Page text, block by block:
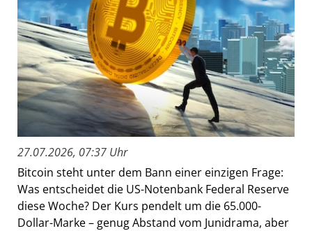
27.07.2026, 07:37 Uhr
Bitcoin steht unter dem Bann einer einzigen Frage:
Was entscheidet die US-Notenbank Federal Reserve
diese Woche? Der Kurs pendelt um die 65.000-
Dollar-Marke – genug Abstand vom Junidrama, aber